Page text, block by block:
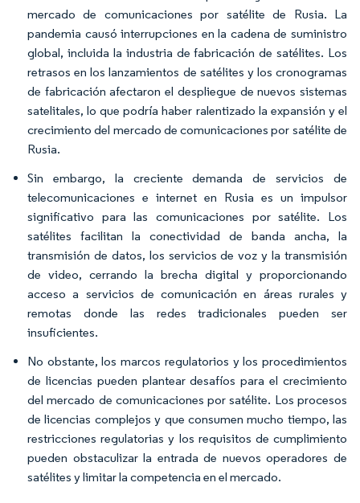
mercado de comunicaciones por satélite de Rusia. La
pandemia causó interrupciones en la cadena de suministro
global, incluida la industria de fabricación de satélites. Los
retrasos en los lanzamientos de satélites y los cronogramas
de fabricación afectaron el despliegue de nuevos sistemas
satelitales, lo que podría haber ralentizado la expansión y el
crecimiento del mercado de comunicaciones por satélite de
Rusia.
Sin embargo, la creciente demanda de servicios de
telecomunicaciones e internet en Rusia es un impulsor
significativo para las comunicaciones por satélite. Los
satélites facilitan la conectividad de banda ancha, la
transmisión de datos, los servicios de voz y la transmisión
de video, cerrando la brecha digital y proporcionando
acceso a servicios de comunicación en áreas rurales y
remotas donde las redes tradicionales pueden ser
insuficientes.
No obstante, los marcos regulatorios y los procedimientos
de licencias pueden plantear desafíos para el crecimiento
del mercado de comunicaciones por satélite. Los procesos
de licencias complejos y que consumen mucho tiempo, las
restricciones regulatorias y los requisitos de cumplimiento
pueden obstaculizar la entrada de nuevos operadores de
satélites y limitar la competencia en el mercado.